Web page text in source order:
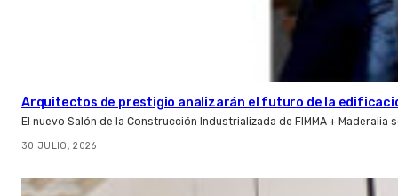
Arquitectos de prestigio analizarán el futuro de la
El nuevo Salón de la Construcción Industrializada de FIMMA +
30 JULIO, 2026